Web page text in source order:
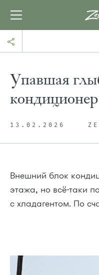
Упавшая
13.02.2026
Внешний блок
этажа, но всё-таки
с хладагентом. По